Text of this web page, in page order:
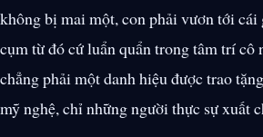
không bị mai một, con phải vươn tới
cụm từ đó cứ luẩn quẩn trong tâm trí
chẳng phải một danh hiệu được trao
mỹ nghệ, chỉ những người thực sự xuất